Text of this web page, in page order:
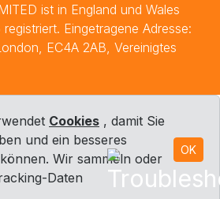
ist in England und Wales
registriert. Eingetragene Adresse:
EC4A 2AB, Vereinigtes
Cookies , damit Sie
und ein besseres
Wir sammeln oder
Daten
OK